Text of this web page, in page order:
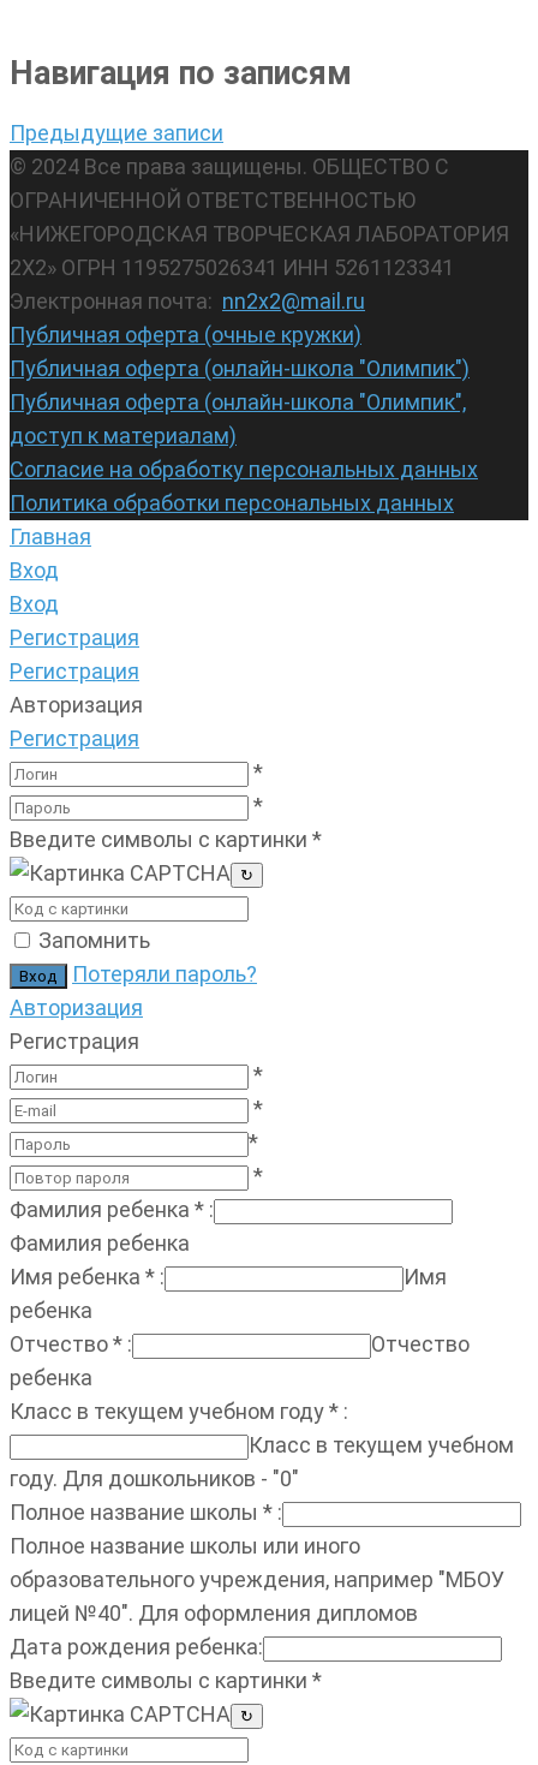
Навигация по записям
Предыдущие записи
© 2024 Все права защищены. ОБЩЕСТВО С
ОГРАНИЧЕННОЙ ОТВЕТСТВЕННОСТЬЮ
«НИЖЕГОРОДСКАЯ ТВОРЧЕСКАЯ ЛАБОРАТОРИЯ
2Х2» ОГРН 1195275026341 ИНН 5261123341
Электронная почта: nn2x2@mail.ru
Публичная оферта (очные кружки)
Публичная оферта (онлайн-школа "Олимпик")
Публичная оферта (онлайн-школа "Олимпик",
доступ к материалам)
Согласие на обработку персональных данных
Политика обработки персональных данных
Главная
Вход
Вход
Регистрация
Регистрация
Авторизация
Регистрация
*
*
Введите символы с картинки *
↻
Запомнить
Потеряли пароль?
Авторизация
Регистрация
*
*
*
*
Фамилия ребенка * :
Фамилия ребенка
Имя ребенка * :
Имя
ребенка
Отчество* :
Отчество
ребенка
Класс в текущем учебном году* :
Класс в текущем учебном
году. Для дошкольников - "0"
Полное название школы * :
Полное название школы или иного
образовательного учреждения, например "МБОУ
лицей №40". Для оформления дипломов
Дата рождения ребенка:
Введите символы с картинки *
↻